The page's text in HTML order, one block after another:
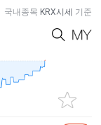
국내종목 KRX시세 기준